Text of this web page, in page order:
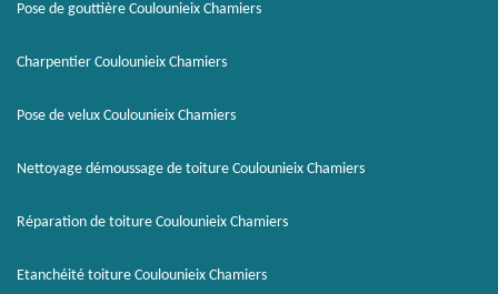
Pose de gouttière Coulounieix Chamiers
Charpentier Coulounieix Chamiers
Pose de velux Coulounieix Chamiers
Nettoyage démoussage de toiture Coulounieix Chamiers
Réparation de toiture Coulounieix Chamiers
Etanchéité toiture Coulounieix Chamiers